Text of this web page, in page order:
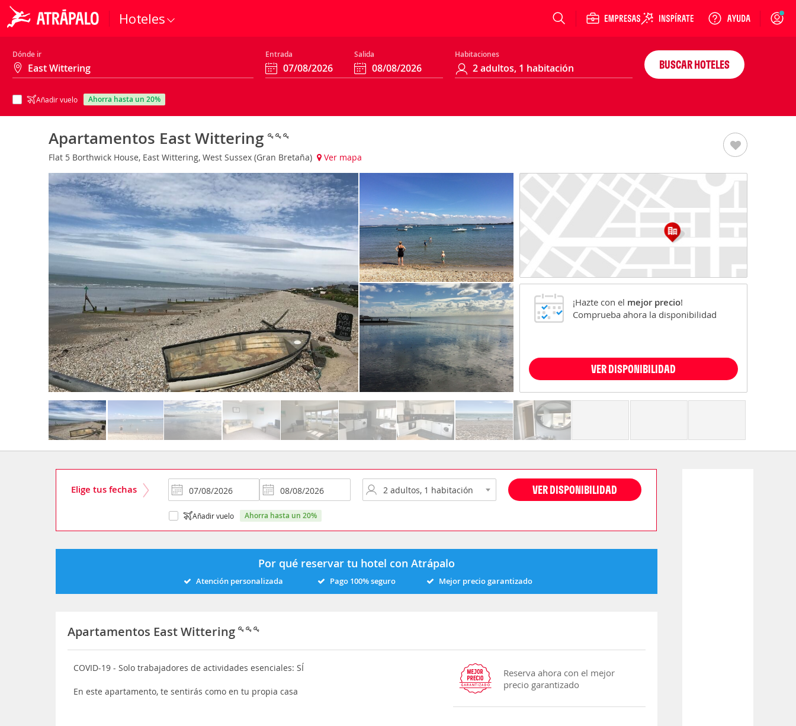
Hoteles Login
Dónde ir Entrada Salida Habitaciones
Añadir vuelo ahorra hasta un 20%
BUSCAR HOTELES
Apartamentos East Wittering
Flat 5 Borthwick House, East Wittering, West Sussex (Gran Bretaña) Ver mapa
¡Hazte con el mejor precio!
Comprueba ahora la disponibilidad
VER DISPONIBILIDAD
Elige tus fechas VER DISPONIBILIDAD
Añadir vuelo ahorra hasta un 20%
Por qué reservar tu hotel con Atrápalo
Atención personalizada Pago 100% seguro Mejor precio garantizado
Apartamentos East Wittering
COVID-19 - Solo trabajadores de actividades esenciales: SÍ
En este apartamento, te sentirás como en tu propia casa
Reserva ahora con el mejor
precio garantizado